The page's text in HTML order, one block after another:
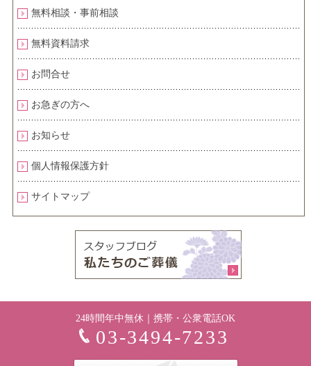
無料相談・事前相談
無料資料請求
お問合せ
お急ぎの方へ
お知らせ
個人情報保護方針
サイトマップ
24時間年中無休｜携帯・公衆電話OK
03-3494-7233